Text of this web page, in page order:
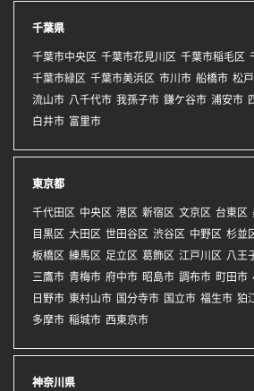
千葉県
千葉市中央区 千葉市花見川区 千葉市稲毛区
千葉市緑区 千葉市美浜区 市川市 船橋市 松
流山市 八千代市 我孫子市 鎌ケ谷市 浦安市
白井市 富里市
東京都
千代田区 中央区 港区 新宿区 文京区 台東区
目黒区 大田区 世田谷区 渋谷区 中野区 杉並
板橋区 練馬区 足立区 葛飾区 江戸川区 八王
三鷹市 青梅市 府中市 昭島市 調布市 町田市
日野市 東村山市 国分寺市 国立市 福生市 狛
多摩市 稲城市 西東京市
神奈川県